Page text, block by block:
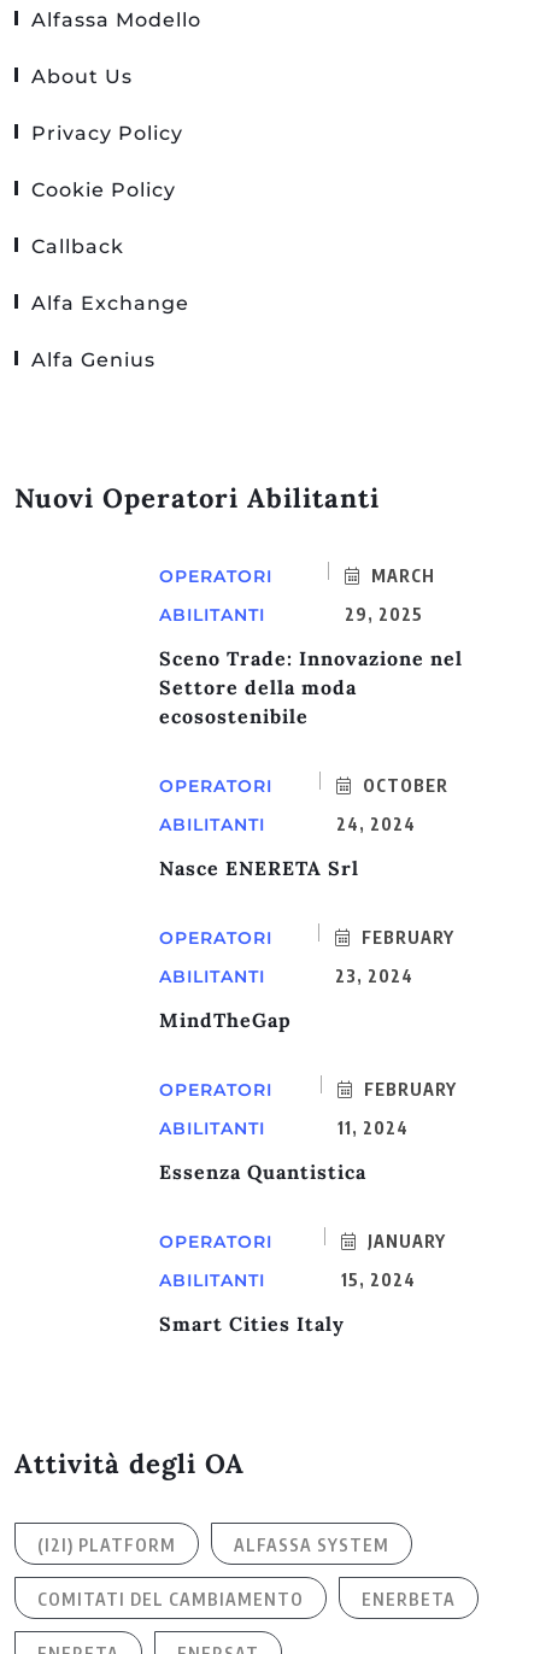
Alfassa Modello
About Us
Privacy Policy
Cookie Policy
Callback
Alfa Exchange
Alfa Genius
Nuovi Operatori Abilitanti
OPERATORI
ABILITANTI
MARCH
29, 2025
Sceno Trade: Innovazione nel
Settore della moda
ecosostenibile
OPERATORI
ABILITANTI
OCTOBER
24, 2024
Nasce ENERETA Srl
OPERATORI
ABILITANTI
FEBRUARY
23, 2024
MindTheGap
OPERATORI
ABILITANTI
FEBRUARY
11, 2024
Essenza Quantistica
OPERATORI
ABILITANTI
JANUARY
15, 2024
Smart Cities Italy
Attività degli OA
(I2I) PLATFORM ALFASSA SYSTEM
COMITATI DEL CAMBIAMENTO ENERBETA